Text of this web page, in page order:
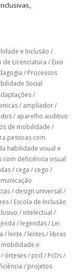
e Inclusão /
de Licenciatura / Eixo
/ Processos
Social
/
/ ampliador/
/ aparelho auditivo
de mobilidade /
pessoas com
habilidade visual e
deficiência visual
/ cega / cego /
/ design universal /
/ Escola de Inclusão
/ intelectual /
/ legendas/ Lei
/ lente / lentes/ libras
mobilidade e
órteses/ pcd / PcDs/
/ projetos